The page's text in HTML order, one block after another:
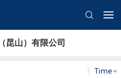
昆山）有限公司
Time